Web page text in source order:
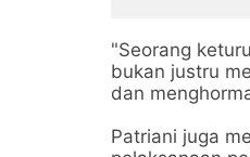
"Seorang
bukan justru
dan
Patriani juga